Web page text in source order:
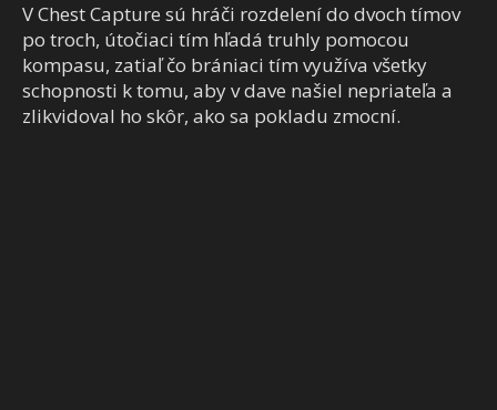
V Chest Capture sú hráči rozdelení do dvoch tímov
po troch, útočiaci tím hľadá truhly pomocou
kompasu, zatiaľ čo brániaci tím využíva všetky
schopnosti k tomu, aby v dave našiel nepriateľa a
zlikvidoval ho skôr, ako sa pokladu zmocní.